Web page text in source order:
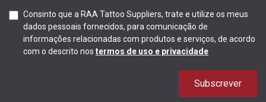
Consinto que a RAA Tattoo Suppliers, trate e utilize os meus
dados pessoais fornecidos, para comunicação de
informações relacionadas com produtos e serviços, de acordo
com o descrito nos termos de uso e privacidade
Subscrever